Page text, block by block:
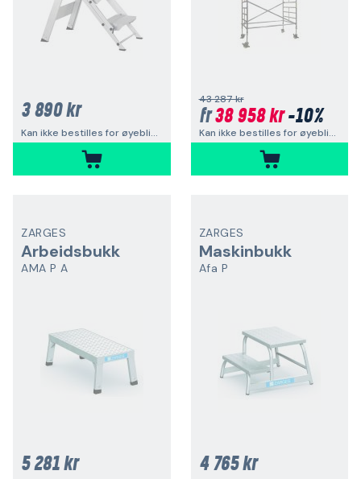
3 890 kr
Kan ikke bestilles for øyeblikket
43 287 kr
fr38 958 kr-10%
Kan ikke bestilles for øyeblikket
ZARGES
Arbeidsbukk
AMA P A
5 281 kr
ZARGES
Maskinbukk
Afa P
4 765 kr